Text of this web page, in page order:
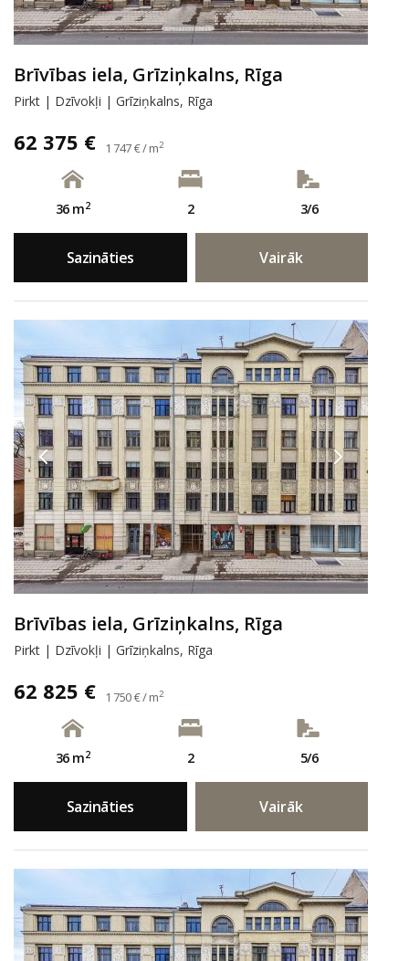
Brīvības iela, Grīziņkalns, Rīga
Pirkt | Dzīvokļi | Grīziņkalns, Rīga
62 375 € 1 747 € / m2
36 m2 2 3/6
Sazināties Vairāk
Brīvības iela, Grīziņkalns, Rīga
Pirkt | Dzīvokļi | Grīziņkalns, Rīga
62 825 € 1 750 € / m2
36 m2 2 5/6
Sazināties Vairāk